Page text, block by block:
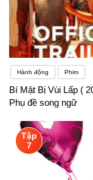
Hành động Phim
Bí Mật Bị Vùi Lấp (
Phụ đề song ngữ
Tập
7